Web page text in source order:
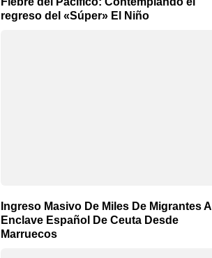
regreso del «Súper» El Niño
Ingreso Masivo De Miles De Migrantes Al
Enclave Español De Ceuta Desde
Marruecos